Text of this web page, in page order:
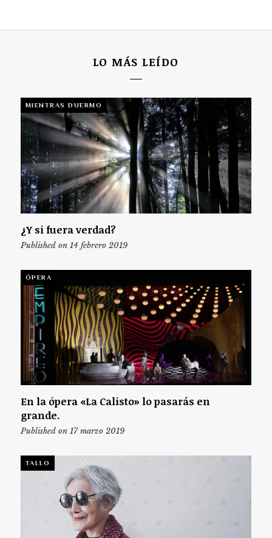
LO MÁS LEÍDO
MIENTRAS DUERMO
¿Y si fuera verdad?
Published on 14 febrero 2019
ÓPERA
En la ópera «La Calisto» lo pasarás en
grande.
Published on 17 marzo 2019
TALLO